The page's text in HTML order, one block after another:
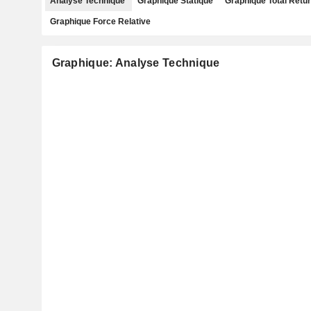
Graphique Force Relative
Graphique: Analyse Technique